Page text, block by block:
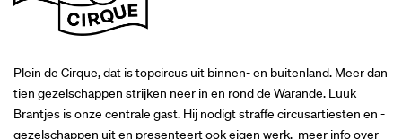
Plein de Cirque, dat is topcircus uit binnen- en buitenland. Meer dan
tien gezelschappen strijken neer in en rond de Warande. Luuk
Brantjes is onze centrale gast. Hij nodigt straffe circusartiesten en -
gezelschappen uit en presenteert ook eigen werk. meer info over